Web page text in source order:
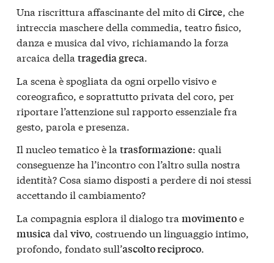
Una riscrittura affascinante del mito di Circe, che
intreccia maschere della commedia, teatro fisico,
danza e musica dal vivo, richiamando la forza
arcaica della tragedia greca.
La scena è spogliata da ogni orpello visivo e
coreografico, e soprattutto privata del coro, per
riportare l’attenzione sul rapporto essenziale fra
gesto, parola e presenza.
Il nucleo tematico è la trasformazione: quali
conseguenze ha l’incontro con l’altro sulla nostra
identità? Cosa siamo disposti a perdere di noi stessi
accettando il cambiamento?
La compagnia esplora il dialogo tra movimentoe
musicadal vivo, costruendo un linguaggio intimo,
profondo, fondato sull’ascolto reciproco.